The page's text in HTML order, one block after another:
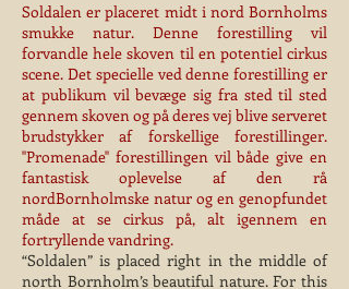
Soldalen er placeret midt i nord Bornholms
smukke natur. Denne forestilling vil
forvandle hele skoven til en potentiel cirkus
scene. Det specielle ved denne forestilling er
at publikum vil bevæge sig fra sted til sted
gennem skoven og på deres vej blive serveret
brudstykker af forskellige forestillinger.
''Promenade'' forestillingen vil både give en
fantastisk oplevelse af den rå
nordBornholmske natur og en genopfundet
måde at se cirkus på, alt igennem en
fortryllende vandring.
“Soldalen” is placed right in the middle of
north Bornholm’s beautiful nature. For this